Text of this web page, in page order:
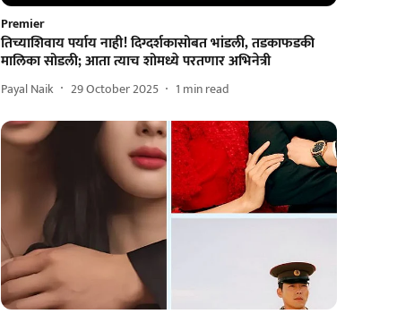
Premier
तिच्याशिवाय पर्याय नाही! दिग्दर्शकासोबत भांडली, तडकाफडकी
मालिका सोडली; आता त्याच शोमध्ये परतणार अभिनेत्री
Payal Naik 29 October 2025 1 min read